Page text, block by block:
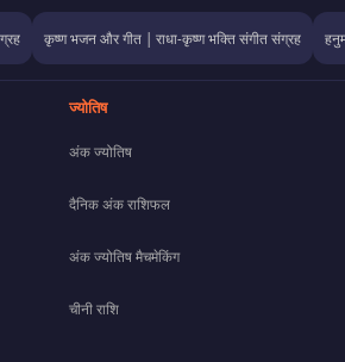
कृष्ण भजन और गीत | राधा-कृष्ण भक्ति संगीत संग्रह
ज्योतिष
अंक ज्योतिष
दैनिक अंक राशिफल
अंक ज्योतिष मैचमेकिंग
चीनी राशि